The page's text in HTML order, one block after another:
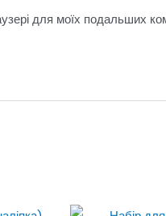
для моїх подальших